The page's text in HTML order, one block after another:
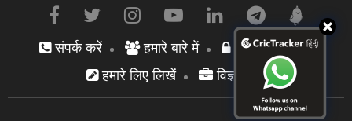
संपर्क करें हमारे बारे में
निजता नीति
हमारे लिए लिखें
विज्ञापन दें